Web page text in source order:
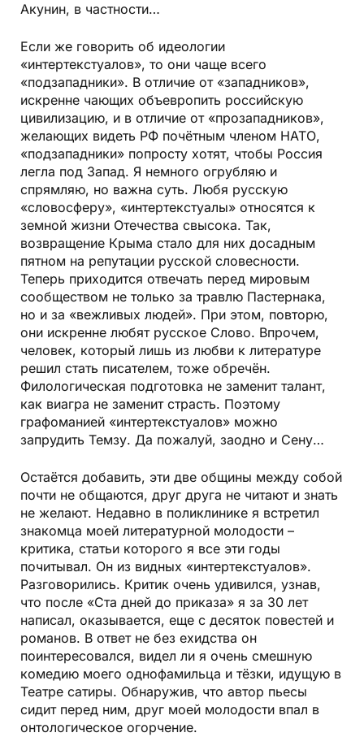
Акунин, в частности…
Если же говорить об идеологии
«интертекстуалов», то они чаще всего
«подзападники». В отличие от «западников»,
искренне чающих объевропить российскую
цивилизацию, и в отличие от «прозападников»,
желающих видеть РФ почётным членом НАТО,
«подзападники» попросту хотят, чтобы Россия
легла под Запад. Я немного огрубляю и
спрямляю, но важна суть. Любя русскую
«словосферу», «интертекстуалы» относятся к
земной жизни Отечества свысока. Так,
возвращение Крыма стало для них досадным
пятном на репутации русской словесности.
Теперь приходится отвечать перед мировым
сообществом не только за травлю Пастернака,
но и за «вежливых людей». При этом, повторю,
они искренне любят русское Слово. Впрочем,
человек, который лишь из любви к литературе
решил стать писателем, тоже обречён.
Филологическая подготовка не заменит талант,
как виагра не заменит страсть. Поэтому
графоманией «интертекстуалов» можно
запрудить Темзу. Да пожалуй, заодно и Сену…
Остаётся добавить, эти две общины между собой
почти не общаются, друг друга не читают и знать
не желают. Недавно в поликлинике я встретил
знакомца моей литературной молодости –
критика, статьи которого я все эти годы
почитывал. Он из видных «интертекстуалов».
Разговорились. Критик очень удивился, узнав,
что после «Ста дней до приказа» я за 30 лет
написал, оказывается, еще с десяток повестей и
романов. В ответ не без ехидства он
поинтересовался, видел ли я очень смешную
комедию моего однофамильца и тёзки, идущую в
Театре сатиры. Обнаружив, что автор пьесы
сидит перед ним, друг моей молодости впал в
онтологическое огорчение.